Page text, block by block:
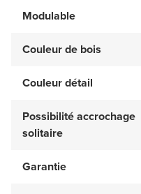
Modulable
Couleur de bois
Couleur détail
Possibilité accrochage
solitaire
Garantie